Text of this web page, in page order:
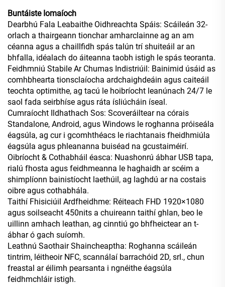
Buntáiste Iomaíoch
Dearbhú Fala Leabaithe Oidhreachta Spáis: Scáileán 32-
orlach a thairgeann tionchar amharclainne ag an am
céanna agus a chaillfidh spás talún trí shuiteáil ar an
bhfalla, idéalach do áiteanna taobh istigh le spás teoranta.
Feidhmniú Stabile Ar Chumas Indistriúil: Bainimid úsáid as
comhbhearta tionsclaíocha ardchaighdeáin agus caiteáil
teochta optimithe, ag tacú le hoibríocht leanúnach 24/7 le
saol fada seirbhíse agus ráta ísliúcháin íseal.
Cumraíocht Ildhathach Sos: Scoveráiltear na córais
Standalone, Android, agus Windows le roghanna próiseála
éagsúla, ag cur i gcomhthéacs le riachtanais fheidhmiúla
éagsúla agus phleananna buiséad na gcustaiméirí.
Oibríocht & Cothabháil éasca: Nuashonrú ábhar USB tapa,
rialú fhosta agus feidhmeanna le haghaidh ar scéim a
shimplíonn bainistíocht laethúil, ag laghdú ar na costais
oibre agus cothabhála.
Taithí Fhisiciúil Ardfheidhme: Réiteach FHD 1920×1080
agus soilseacht 450nits a chuireann taithí ghlan, beo le
uillinn amhach leathan, ag cinntiú go bhfheictear an t-
ábhar ó gach suíomh.
Leathnú Saothair Shaincheaptha: Roghanna scáileán
tintrim, léitheoir NFC, scannálaí barrachóid 2D, srl., chun
freastal ar éilimh pearsanta i ngnéithe éagsúla
feidhmchláir istigh.